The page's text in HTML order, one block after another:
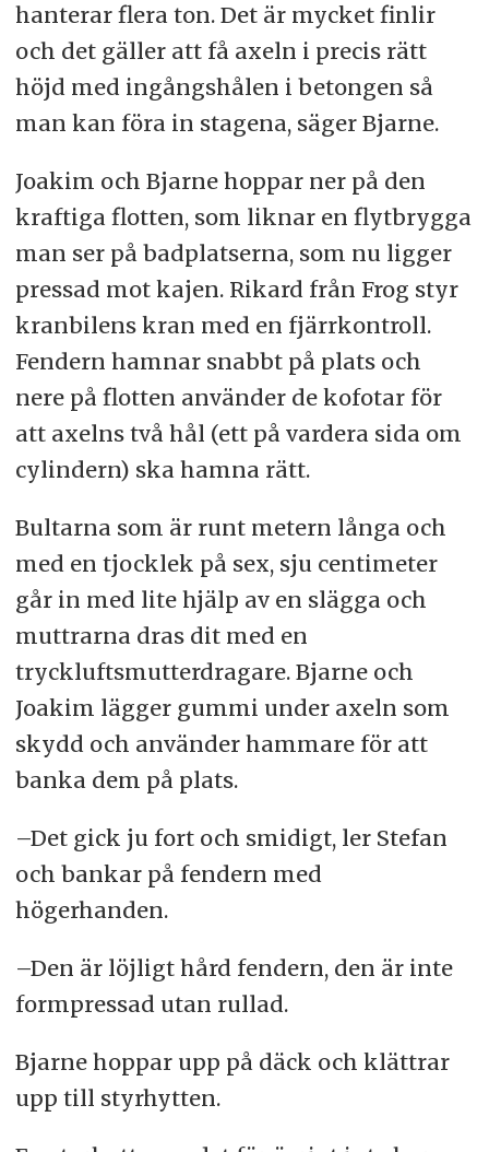
hanterar flera ton. Det är mycket finlir
och det gäller att få axeln i precis rätt
höjd med ingångshålen i betongen så
man kan föra in stagena, säger Bjarne.
Joakim och Bjarne hoppar ner på den
kraftiga flotten, som liknar en flytbrygga
man ser på badplatserna, som nu ligger
pressad mot kajen. Rikard från Frog styr
kranbilens kran med en fjärrkontroll.
Fendern hamnar snabbt på plats och
nere på flotten använder de kofotar för
att axelns två hål (ett på vardera sida om
cylindern) ska hamna rätt.
Bultarna som är runt metern långa och
med en tjocklek på sex, sju centimeter
går in med lite hjälp av en slägga och
muttrarna dras dit med en
tryckluftsmutterdragare. Bjarne och
Joakim lägger gummi under axeln som
skydd och använder hammare för att
banka dem på plats.
–Det gick ju fort och smidigt, ler Stefan
och bankar på fendern med
högerhanden.
–Den är löjligt hård fendern, den är inte
formpressad utan rullad.
Bjarne hoppar upp på däck och klättrar
upp till styrhytten.